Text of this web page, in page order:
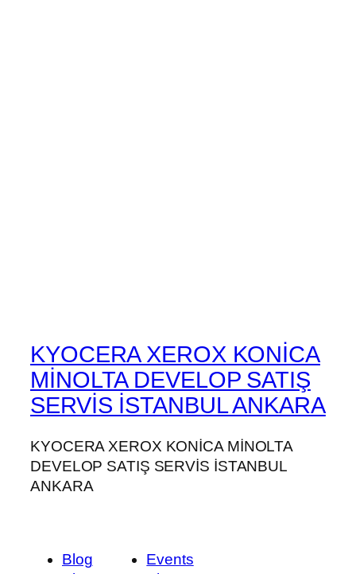
KYOCERA XEROX KONİCA
MİNOLTA DEVELOP SATIŞ
SERVİS İSTANBUL ANKARA
KYOCERA XEROX KONİCA MİNOLTA
DEVELOP SATIŞ SERVİS İSTANBUL
ANKARA
Blog
Events